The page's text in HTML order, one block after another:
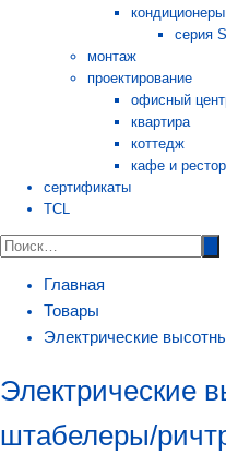
серия
монтаж
проектирование
офисный
квартира
коттедж
кафе и
сертификаты
TCL
Главная
Товары
Электрические
Электрические
штабелеры/